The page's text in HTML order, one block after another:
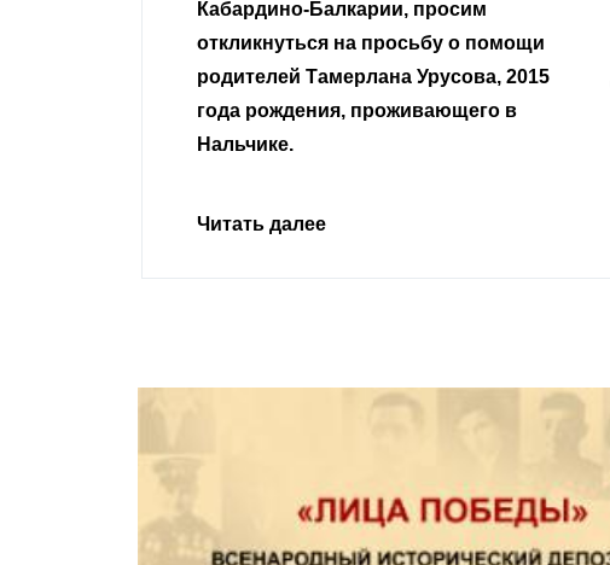
неравнодушные граждане.
Читать далее